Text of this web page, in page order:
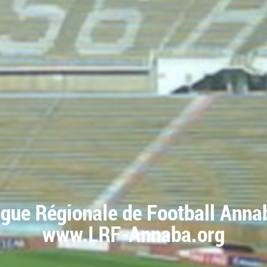
Régionale de Football
www.LRF-Annaba.org